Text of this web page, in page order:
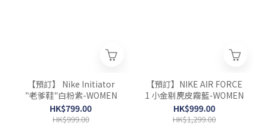
【預訂】 Nike Initiator
"老爹鞋"白粉紫-WOMEN
HK$799.00
HK$999.00
【預訂】NIKE AIR FORCE
1 小金剔麂皮霧藍-WOMEN
HK$999.00
HK$1,299.00